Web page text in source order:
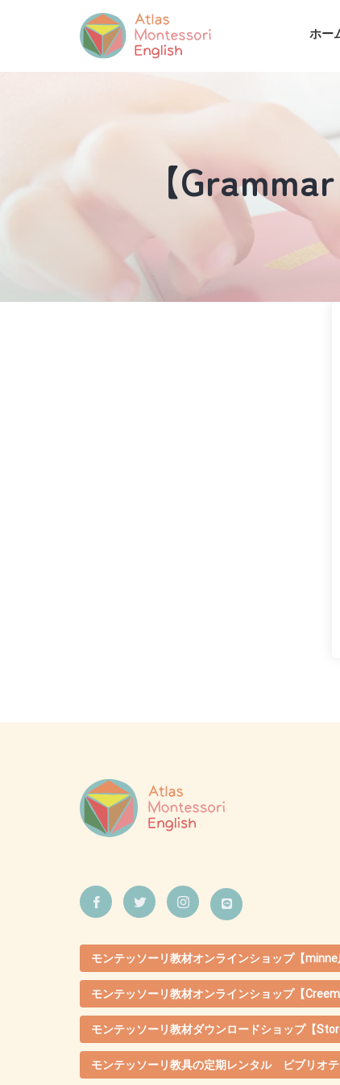
ホー
【
モンテッソーリ教材オンラインショップ【minne
モンテッソーリ教材オンラインショップ【
モンテッソーリ教材ダウンロードショップ【
モンテッソーリ教具の定期レンタル ビブリオ